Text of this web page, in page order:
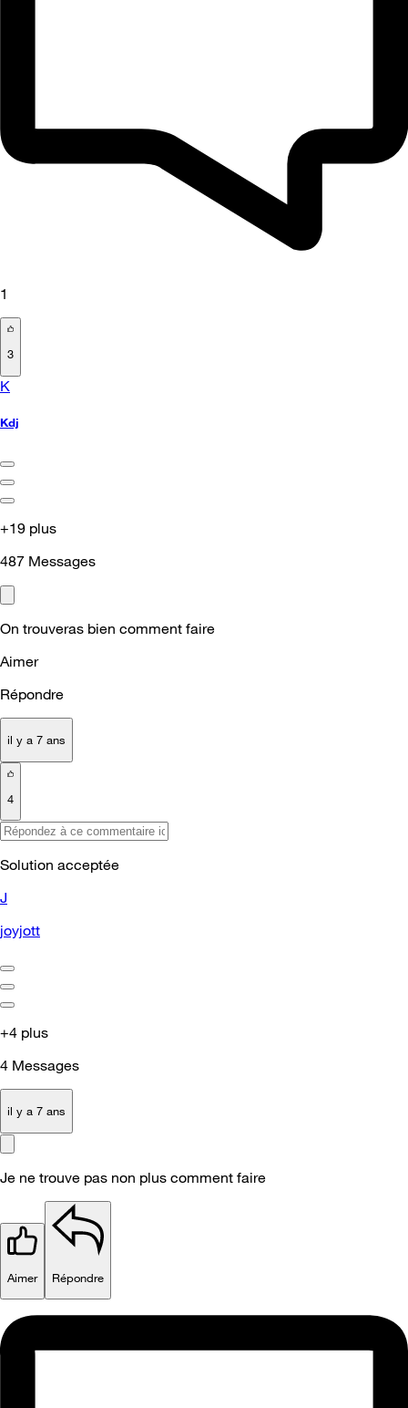
1
3
K
Kdj
+19 plus
487 Messages
On trouveras bien comment faire
Aimer
Répondre
il y a 7 ans
4
Solution acceptée
J
joyjott
+4 plus
4 Messages
il y a 7 ans
Je ne trouve pas non plus comment faire
Aimer Répondre